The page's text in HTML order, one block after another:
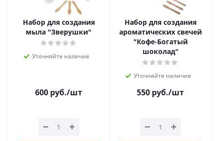
Набор для создания
мыла "Зверушки"
Уточняйте наличие
600 руб./шт
Набор для создания
ароматических свечей
"Кофе-Богатый
шоколад"
Уточняйте наличие
550 руб./шт